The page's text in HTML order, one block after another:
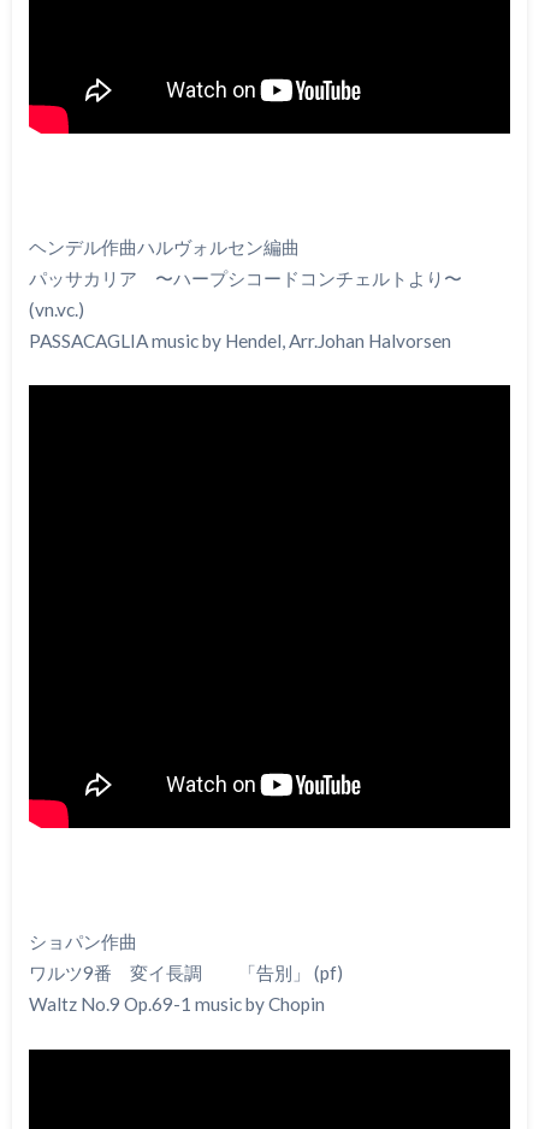
ヘンデル作曲ハルヴォルセン編曲
パッサカリア 〜ハープシコードコンチェルトより〜
(vn.vc.)
PASSACAGLIA music by Hendel, Arr.Johan Halvorsen
ショパン作曲
ワルツ9番 変イ長調 「告別」 (pf)
Waltz No.9 Op.69-1 music by Chopin